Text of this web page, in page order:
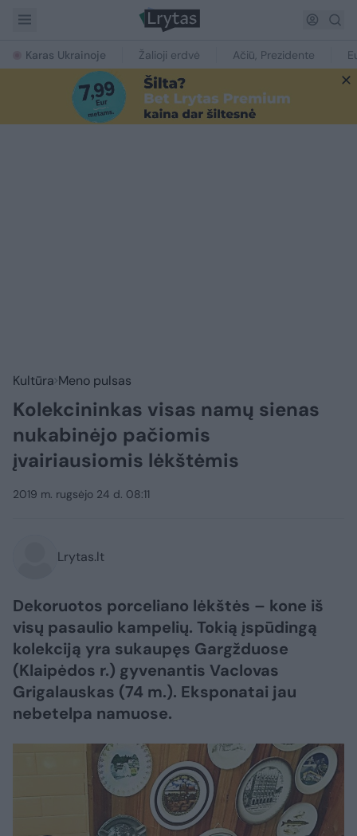
Karas Ukrainoje Žalioji erdvė Ačiū, Prezidente
Kultūra Meno pulsas
Kolekcininkas visas namų sienas
nukabinėjo pačiomis
įvairiausiomis lėkštėmis
2019 m. rugsėjo 24 d. 08:11
Lrytas.lt
Dekoruotos porceliano lėkštės – kone iš
visų pasaulio kampelių. Tokią įspūdingą
kolekciją yra sukaupęs Gargžduose
(Klaipėdos r.) gyvenantis Vaclovas
Grigalauskas (74 m.). Eksponatai jau
nebetelpa namuose.